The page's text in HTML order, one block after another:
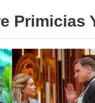
Primicias